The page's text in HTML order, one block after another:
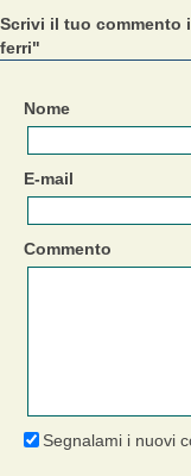
Scrivi il tuo commento
ferri"
Nome
E-mail
Commento
Segnalami i nuovi